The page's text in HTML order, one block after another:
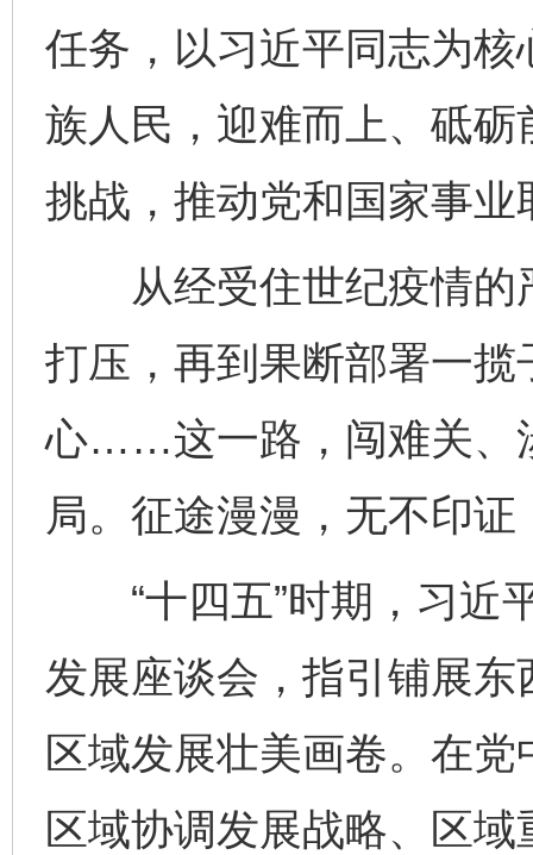
任务，以习近平同志为
族人民，迎难而上、砥
挑战，推动党和国家事
从经受住世纪疫情的
打压，再到果断部署一
心……这一路，闯难关、
局。征途漫漫，无不印
“十四五”时期，习近
发展座谈会，指引铺展
区域发展壮美画卷。在
区域协调发展战略、区